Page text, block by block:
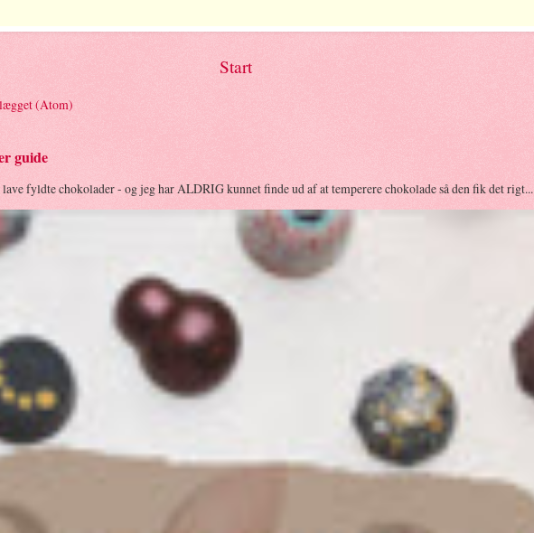
Start
(Atom)
guide
lave fyldte chokolader - og jeg har ALDRIG kunnet finde ud af at temperere chokolade så den fik det rigt...